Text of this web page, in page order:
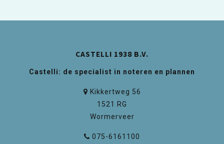
CASTELLI 1938 B.V.
Castelli: de specialist in noteren en plannen
Kikkertweg 56
1521 RG
Wormerveer
075-6161100